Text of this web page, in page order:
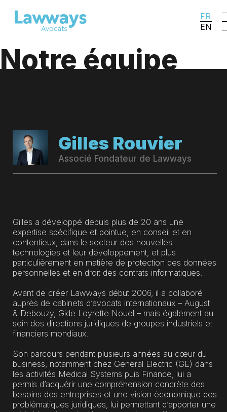
FR
EN
Notre équipe
Gilles Rouvier
Associé Fondateur de Lawways
Gilles a développé depuis plus de 20 ans une
expertise spécifique et pointue, en conseil et en
contentieux, dans le secteur des nouvelles
technologies et leur développement, et plus
particulièrement en matière de protection des données
personnelles et en droit des contrats informatiques.
Avant de créer Lawways début 2006, il a collaboré
auprès de cabinets d’avocats internationaux – August
& Debouzy, Gide Loyrette Nouel – mais également au
sein des directions juridiques de groupes industriels et
financiers mondiaux.
Son parcours pendant plusieurs années au cœur du
business, notamment chez General Electric (GE) dans
les activités Medical Systems puis Finance, lui a
permis d’acquérir une compréhension concrète des
besoins des entreprises et une vision économique des
problématiques juridiques, lui permettant d’apporter une